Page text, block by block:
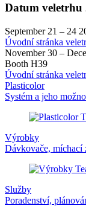
Datum veletrhu
September 21 – 24
Úvodní stránka
November 30 –
Booth H39
Úvodní stránka
Plasticolor
Systém a jeho
Výrobky
Dávkovače, míchací
Služby
Poradenství,